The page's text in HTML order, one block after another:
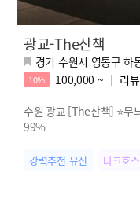
광교-The산책
경기 수원시 영통구 하
10% 100,000 ~ 리뷰
수원 광교 [The산책] ⭐무
99%
강력추천 유진 다크호